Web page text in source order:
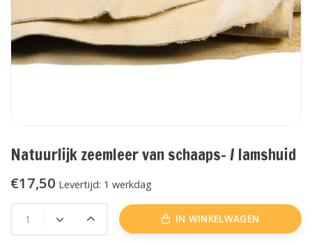
Natuurlijk zeemleer van schaaps- / lamshuid
€17,50 Levertijd: 1 werkdag
IN WINKELWAGEN